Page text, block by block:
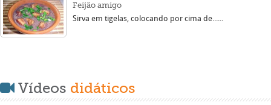
Feijão amigo
Sirva em tigelas, colocando por cima de......
Vídeos didáticos